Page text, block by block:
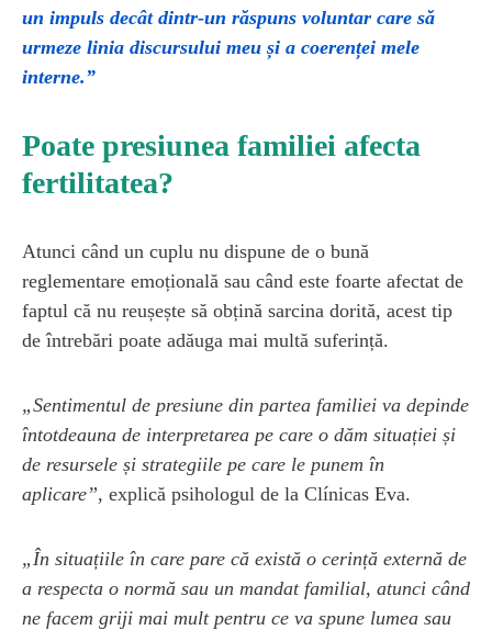
un impuls decât dintr-un răspuns voluntar care să
urmeze linia discursului meu și a coerenței mele
interne.”
Poate presiunea familiei afecta
fertilitatea?
Atunci când un cuplu nu dispune de o bună
reglementare emoțională sau când este foarte afectat de
faptul că nu reușește să obțină sarcina dorită, acest tip
de întrebări poate adăuga mai multă suferință.
„Sentimentul de presiune din partea familiei va depinde
întotdeauna de interpretarea pe care o dăm situației și
de resursele și strategiile pe care le punem în
aplicare”, explică psihologul de la Clínicas Eva.
„În situațiile în care pare că există o cerință externă de
a respecta o normă sau un mandat familial, atunci când
ne facem griji mai mult pentru ce va spune lumea sau